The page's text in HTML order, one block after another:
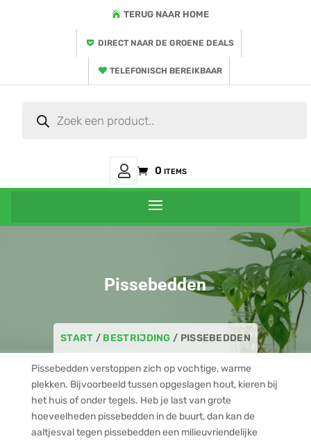
TERUG NAAR HOME
DIRECT NAAR DE GROENE DEALS
TELEFONISCH BEREIKBAAR
zoeken
Mijn
0 items
Pissebedden
START / BESTRIJDING / PISSEBEDDEN
Pissebedden verstoppen zich op vochtige, warme
plekken. Bijvoorbeeld tussen opgeslagen hout, kieren bij
het huis of onder tegels. Heb je last van grote
hoeveelheden pissebedden in de buurt, dan kan de
aaltjesval tegen pissebedden een milieuvriendelijke